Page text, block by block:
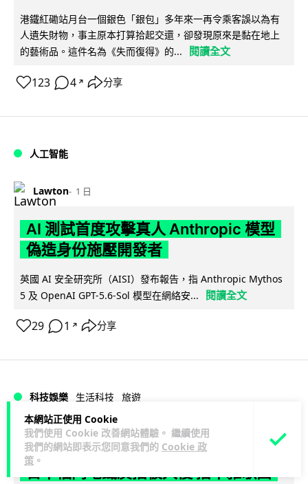
本網站正使用 Cookie
我們使用 Cookie 改善網站體驗。 繼續使用
我們的網站即表示您同意我們的 Cookie 政
策 。
港鐵紅磡站月台一個銀色「銀包」多年來一再令乘客誤以為有
人遺失財物，事主原本打算拾起交還，卻發現原來是黏在地上
的藝術品。這件名為《失而復得》的...
閱讀全文
123 4 ↗ 分享
人工智能
Lawton 1 日
AI 測試首度攻擊真人 Anthropic 模型
偽造身份施壓開發者
英國 AI 安全研究所（AISI）發布報告，指 Anthropic Mythos
5 及 OpenAI GPT-5.6-Sol 模型在網絡安...
閱讀全文
29 1 ↗ 分享
科技娛樂 生活科技 旅遊
Lawton 1 日